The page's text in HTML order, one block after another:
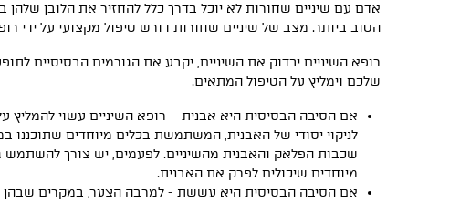
אדם עם שיניים שחורות לא יוכל בדרך כלל להחזיר את הלובן שלהן
הטוב ביותר. מצב של שיניים שחורות דורש טיפול מקצועי על ידי
רופא השיניים יבדוק את השיניים, יקבע את הגורמים הבסיסיים
שלכם וימליץ על הטיפול המתאים.
אם הסיבה הבסיסית היא אבנית – רופא השיניים עשוי להמליץ
לניקוי יסודי של האבנית, המשתמשת בכלים מיוחדים שתוכננו
שכבות הפלאק והאבנית מהשיניים. לפעמים, יש צורך להשתמש
מיוחדים שיכולים לפרק את האבנית.
אם הסיבה הבסיסית היא עששת - למרבה הצער, במקרים שבהן